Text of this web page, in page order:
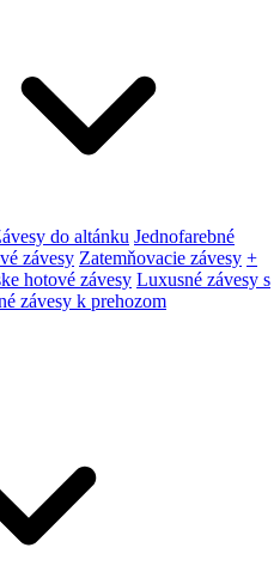
do altánku Jednofarebné
závesy Zatemňovacie závesy +
hotové závesy Luxusné závesy s
závesy k prehozom